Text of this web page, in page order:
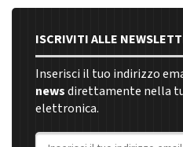
ISCRIVITI ALLE
Inserisci il tuo indirizzo
newsdirettamente nella
elettronica.
Indirizzo email